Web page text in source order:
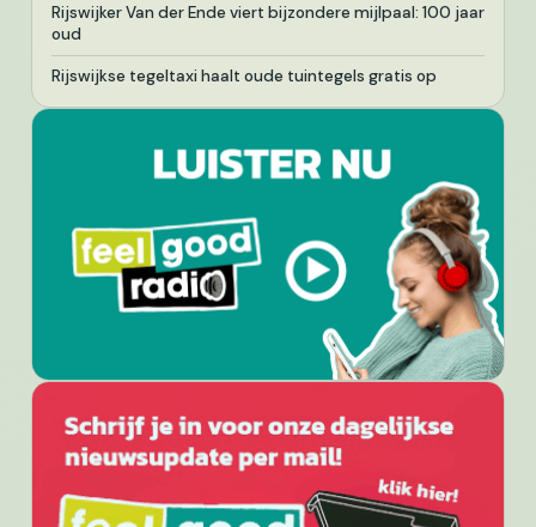
Rijswijker Van der Ende viert bijzondere mijlpaal: 100 jaar
oud
Rijswijkse tegeltaxi haalt oude tuintegels gratis op